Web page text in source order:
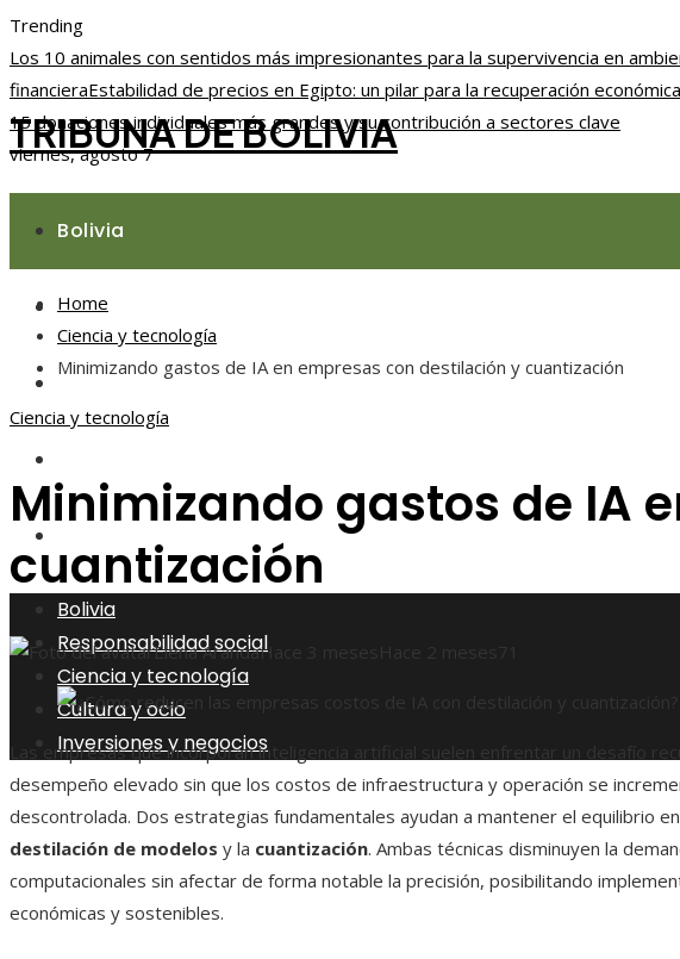
Trending
Los 10 animales con sentidos más impresionantes para la supervivencia en
financieraEstabilidad de precios en Egipto: un pilar para la recuperación económica
15 donaciones individuales más grandes y su contribución a sectores clave
viernes, agosto 7
TRIBUNA DE BOLIVIA
Bolivia
Responsabilidad social
Ciencia y tecnología
Inversiones y negocios
Bolivia
Responsabilidad social
Ciencia y tecnología
Cultura y ocio
Inversiones y negocios
Home
Ciencia y tecnología
Minimizando gastos de IA en empresas con destilación y cuantización
Ciencia y tecnología
Minimizando gastos de IA
cuantización
Elena ArandaHace 3 meses Hace 2 meses 71
Las empresas que incorporan inteligencia artificial suelen enfrentar un desafío
desempeño elevado sin que los costos de infraestructura y operación se
descontrolada. Dos estrategias fundamentales ayudan a mantener el equilibrio
destilación de modelos y la cuantización. Ambas técnicas disminuyen la
computacionales sin afectar de forma notable la precisión, posibilitando
económicas y sostenibles.